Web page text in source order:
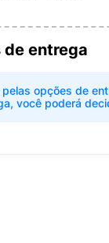
de entrega
pelas opções de
você poderá